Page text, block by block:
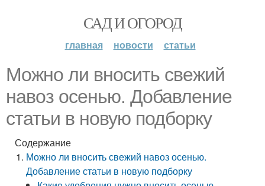
САД И ОГОРОД
главная новости статьи
Можно ли вносить свежий
навоз осенью. Добавление
статьи в новую подборку
Содержание
Можно ли вносить свежий навоз осенью.
Добавление статьи в новую подборку